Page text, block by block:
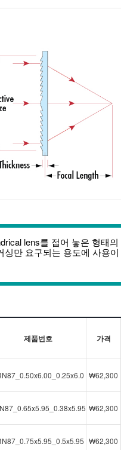
lens를 접어 놓은 형태의
만 요구되는 용도에 사용이
제품번호 가격
₩62,300
₩62,300
₩62,300